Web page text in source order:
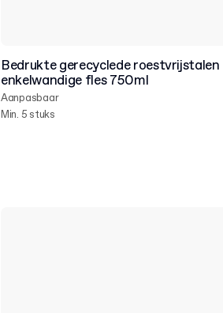
Bedrukte gerecyclede roestvrijstalen
enkelwandige fles 750ml
Aanpasbaar
Min. 5 stuks